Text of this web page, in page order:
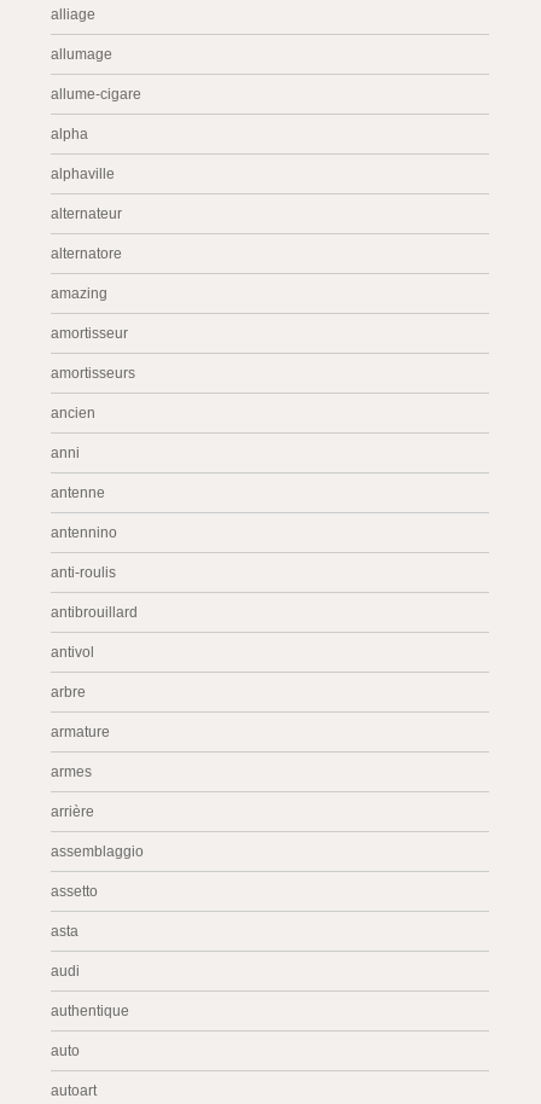
alliage
allumage
allume-cigare
alpha
alphaville
alternateur
alternatore
amazing
amortisseur
amortisseurs
ancien
anni
antenne
antennino
anti-roulis
antibrouillard
antivol
arbre
armature
armes
arrière
assemblaggio
assetto
asta
audi
authentique
auto
autoart